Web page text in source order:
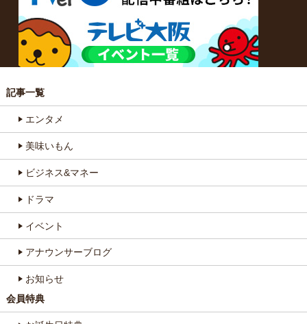
記事一覧
エンタメ
美味いもん
ビジネス&マネー
ドラマ
イベント
アナウンサーブログ
お知らせ
会員特典